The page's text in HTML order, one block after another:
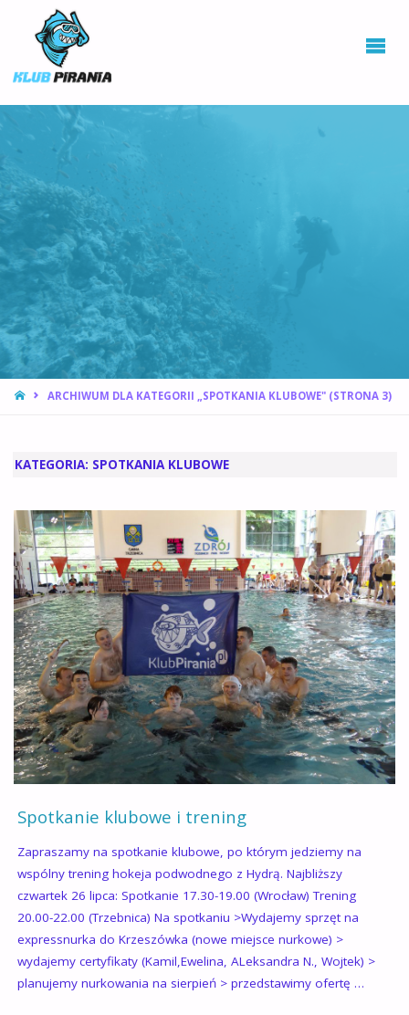
HOKEJ
STRONA
ARCHIWUM DLA KATEGORII „SPOTKANIA KLUBOWE"(STRONA 3)
KATEGORIA: SPOTKANIA KLUBOWE
Spotkanie klubowe i trening
Zapraszamy na spotkanie klubowe, po którym jedziemy na
wspólny trening hokeja podwodnego z Hydrą. Najbliższy
czwartek 26 lipca: Spotkanie 17.30-19.00 (Wrocław) Trening
20.00-22.00 (Trzebnica) Na spotkaniu >Wydajemy sprzęt na
expressnurka do Krzeszówka (nowe miejsce nurkowe) >
wydajemy certyfikaty (Kamil,Ewelina, ALeksandra N., Wojtek) >
planujemy nurkowania na sierpień > przedstawimy ofertę …